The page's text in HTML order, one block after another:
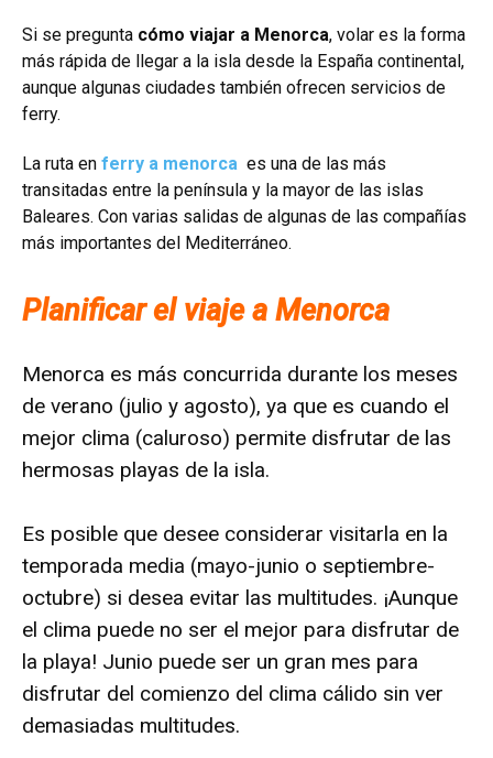
Si se pregunta cómo viajar a Menorca, volar es la forma
más rápida de llegar a la isla desde la España continental,
aunque algunas ciudades también ofrecen servicios de
ferry.
La ruta en ferry a menorca es una de las más
transitadas entre la península y la mayor de las islas
Baleares. Con varias salidas de algunas de las compañías
más importantes del Mediterráneo.
Planificar el viaje a Menorca
Menorca es más concurrida durante los meses
de verano (julio y agosto), ya que es cuando el
mejor clima (caluroso) permite disfrutar de las
hermosas playas de la isla.
Es posible que desee considerar visitarla en la
temporada media (mayo-junio o septiembre-
octubre) si desea evitar las multitudes. ¡Aunque
el clima puede no ser el mejor para disfrutar de
la playa! Junio ​​puede ser un gran mes para
disfrutar del comienzo del clima cálido sin ver
demasiadas multitudes.